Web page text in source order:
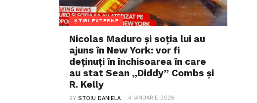
ȘTIRI EXTERNE
Nicolas Maduro și soția lui au
ajuns în New York: vor fi
deținuți în închisoarea în care
au stat Sean „Diddy” Combs și
R. Kelly
BYSTOIU DANIELA 4 IANUARIE 2026